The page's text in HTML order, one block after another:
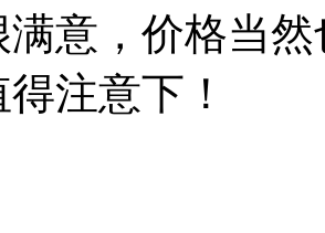
满意，价格当
注意下！